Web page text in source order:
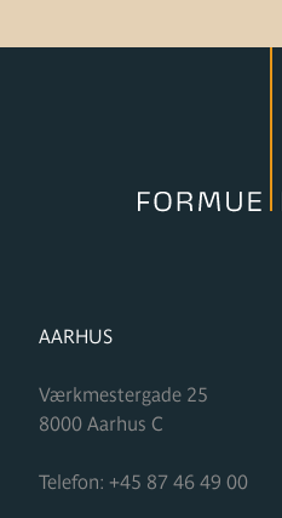
FORMUPLEJE
AARHUS
Værkmestergade 25
8000 Aarhus C
Telefon: +45 87 46 49 00